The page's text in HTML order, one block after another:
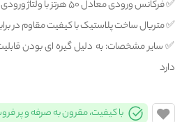
✅️ فرکانس ورودی معادل 50 هرتز با ولتاژ ورودی 220 ولت، توان مصرفی 13 وات
✅️ متریال ساخت پلاستیک با کیفیت مقاوم در
✅️ سایر مشخصات: به دلیل گیره ای بودن
دارد
با کیفیت، مقرون به صرفه و پر